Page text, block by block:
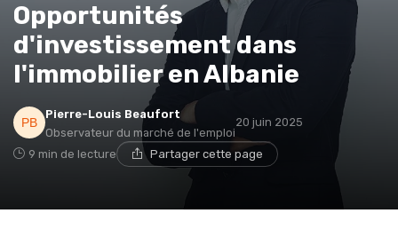
Opportunités
d'investissement dans
l'immobilier en Albanie
Pierre-Louis Beaufort
Observateur du marché de l'emploi
20 juin 2025
9 min de lecture Partager cette page